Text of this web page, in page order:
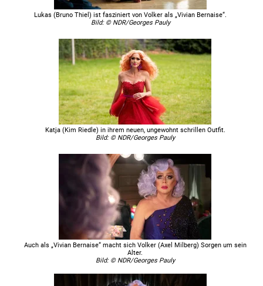
Lukas (Bruno Thiel) ist fasziniert von Volker als „Vivian Bernaise“.
Bild: © NDR/Georges Pauly
Katja (Kim Riedle) in ihrem neuen, ungewohnt schrillen Outfit.
Bild: © NDR/Georges Pauly
Auch als „Vivian Bernaise“ macht sich Volker (Axel Milberg) Sorgen um sein
Alter.
Bild: © NDR/Georges Pauly